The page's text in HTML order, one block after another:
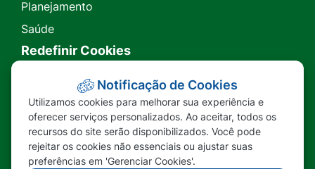
Planejamento
Saúde
Redefinir Cookies
Transparência
Ouvidoria
SIC
Notificação de Cookies
Utilizamos cookies para melhorar sua experiência e
oferecer serviços personalizados. Ao aceitar, todos os
recursos do site serão disponibilizados. Você pode
rejeitar os cookies não essenciais ou ajustar suas
preferências em 'Gerenciar Cookies'.